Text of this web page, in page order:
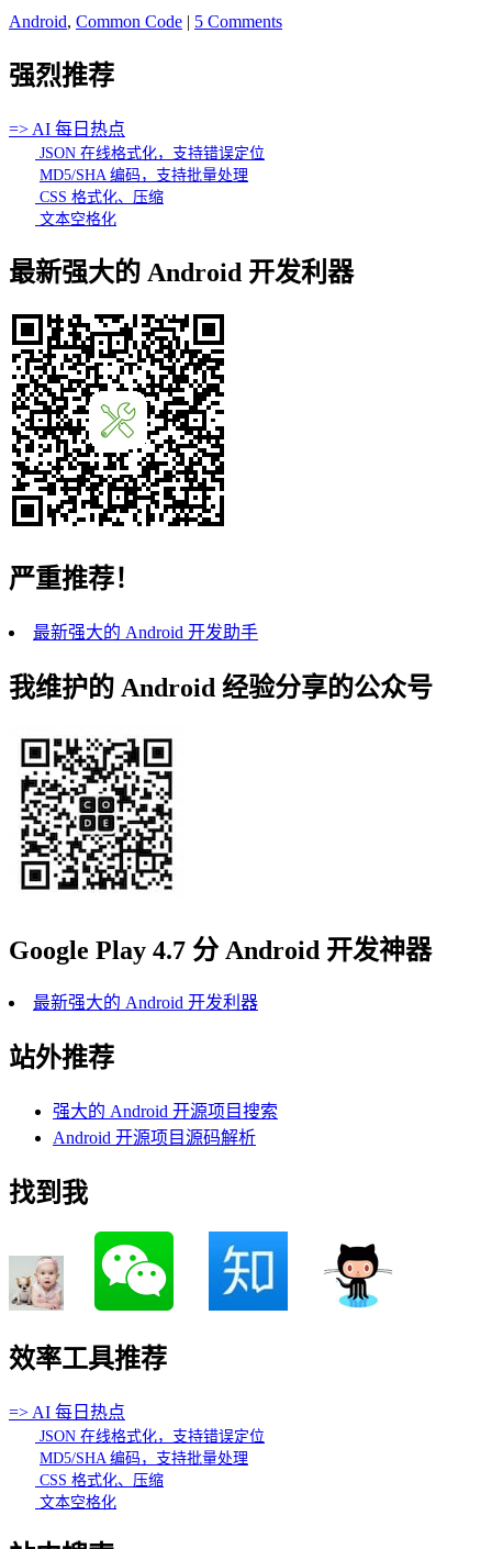
Android, Common Code | 5 Comments
强烈推荐
=> AI 每日热点
JSON 在线格式化，支持错误定位
MD5/SHA 编码，支持批量处理
CSS 格式化、压缩
文本空格化
最新强大的 Android 开发利器
严重推荐！
最新强大的 Android 开发助手
我维护的 Android 经验分享的公众号
Google Play 4.7 分 Android 开发神器
最新强大的 Android 开发利器
站外推荐
强大的 Android 开源项目搜索
Android 开源项目源码解析
找到我
效率工具推荐
=> AI 每日热点
JSON 在线格式化，支持错误定位
MD5/SHA 编码，支持批量处理
CSS 格式化、压缩
文本空格化